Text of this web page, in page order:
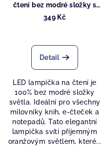
čtení bez modré složky s
CLIP-ONEM
349 Kč
hodnocení
produktu
z
5
hvězdiček.
Detail
LED lampička na čtení je
100% bez modré složky
světla. Ideální pro všechny
milovníky knih, e-čteček a
notepadů. Tato elegantní
lampička svítí příjemným
oranžovým světlem, které...